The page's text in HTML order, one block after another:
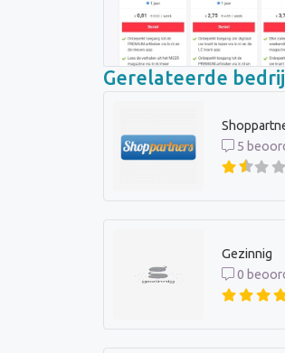
Gerelateerde
5
Gezinnig
0